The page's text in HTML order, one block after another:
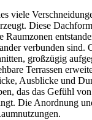
viele
Diese
Raumzonen
verbunden sind.
großzügig
Terrassen
Ausblicke und
das das Gefühl
Die Anordnung